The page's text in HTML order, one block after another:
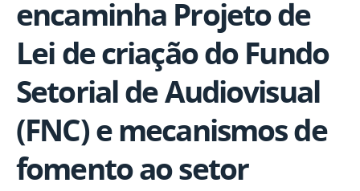
encaminha Projeto de
Lei de criação do Fundo
Setorial de Audiovisual
(FNC) e mecanismos de
fomento ao setor